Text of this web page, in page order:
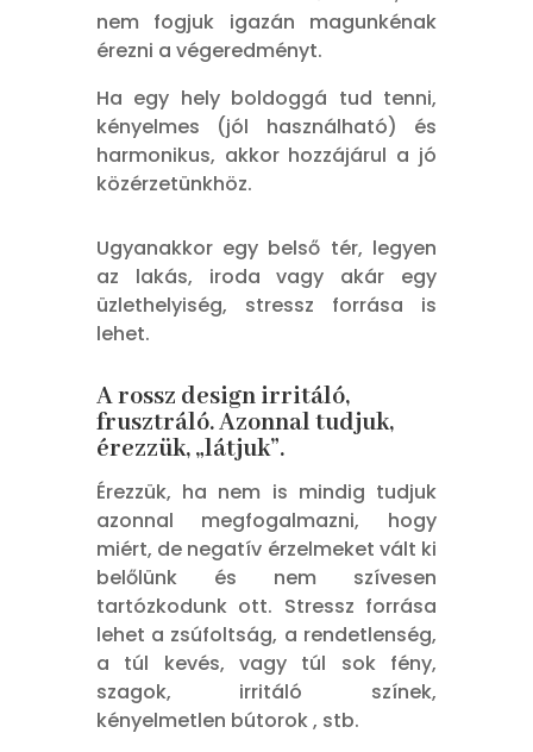
nem fogjuk igazán magunkénak
érezni a végeredményt.
Ha egy hely boldoggá tud tenni,
kényelmes (jól használható) és
harmonikus, akkor hozzájárul a jó
közérzetünkhöz.
Ugyanakkor egy belső tér, legyen
az lakás, iroda vagy akár egy
üzlethelyiség, stressz forrása is
lehet.
A rossz design irritáló,
frusztráló. Azonnal tudjuk,
érezzük, „látjuk”.
Érezzük, ha nem is mindig tudjuk
azonnal megfogalmazni, hogy
miért, de negatív érzelmeket vált ki
belőlünk és nem szívesen
tartózkodunk ott. Stressz forrása
lehet a zsúfoltság, a rendetlenség,
a túl kevés, vagy túl sok fény,
szagok, irritáló színek,
kényelmetlen bútorok , stb.